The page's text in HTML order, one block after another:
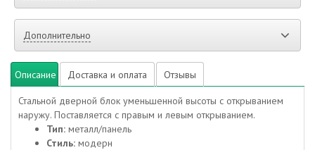
Дополнительно
Описание Доставка и оплата Отзывы
Стальной дверной блок уменьшенной высоты с открыванием
наружу. Поставляется с правым и левым открыванием.
Тип: металл/панель
Стиль: модерн